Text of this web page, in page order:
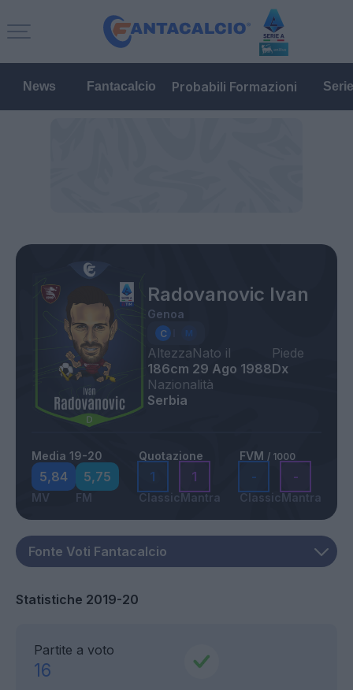
News Fantacalcio Probabili Formazioni
Radovanovic Ivan
Genoa
Altezza
186cm
Nato il
29 Ago 1988
Piede
Dx
Nazionalità
Serbia
Media 19-20
5,84
MV
5,75
FM
Quotazione
1
Classic
1
Mantra
FVM / 1000
-
Classic
-
Mantra
Statistiche 2019-20
Partite a voto
16